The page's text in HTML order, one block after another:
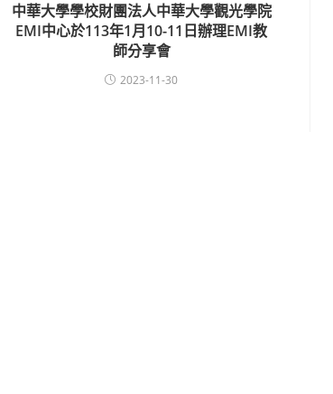
中華大學學校財團法人中華大學觀光學院
EMI中心於113年1月10-11日辦理EMI教
師分享會
2023-11-30